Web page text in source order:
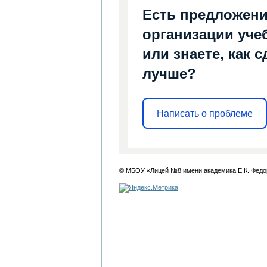
Есть
организации
или знаете, как
лучше?
Написать о проблеме
© МБОУ «Лицей №8 имени академика Е.К.